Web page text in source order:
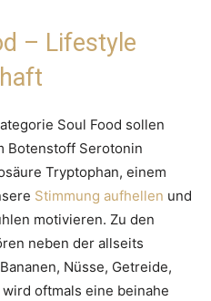
– Lifestyle
Soul Food sollen
Botenstoff Serotonin
Tryptophan, einem
Stimmung aufhellen und
motivieren. Zu den
neben der allseits
Nüsse, Getreide,
oftmals eine beinahe